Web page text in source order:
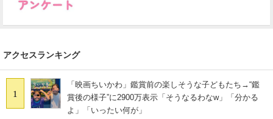
アクセスランキング
1
「映画ちいかわ」鑑賞前の楽しそうな子どもたち→“鑑
賞後の様子”に2900万表示「そうなるわなw」「分かる
よ」「いったい何が」